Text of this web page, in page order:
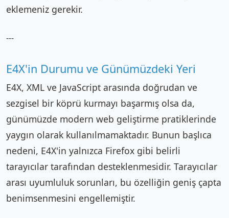
eklemeniz gerekir.
---
E4X'in Durumu ve Günümüzdeki Yeri
E4X, XML ve JavaScript arasında doğrudan ve
sezgisel bir köprü kurmayı başarmış olsa da,
günümüzde modern web geliştirme pratiklerinde
yaygın olarak kullanılmamaktadır. Bunun başlıca
nedeni, E4X'in yalnızca Firefox gibi belirli
tarayıcılar tarafından desteklenmesidir. Tarayıcılar
arası uyumluluk sorunları, bu özelliğin geniş çapta
benimsenmesini engellemiştir.